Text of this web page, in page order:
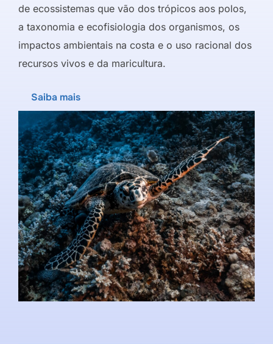
de ecossistemas que vão dos trópicos aos polos,
a taxonomia e ecofisiologia dos organismos, os
impactos ambientais na costa e o uso racional dos
recursos vivos e da maricultura.
Saiba mais